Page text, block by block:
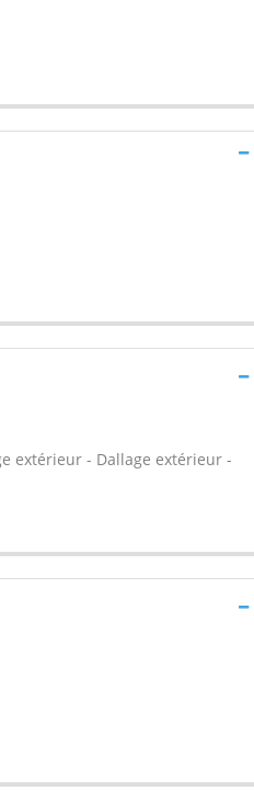
extérieur - Dallage extérieur -